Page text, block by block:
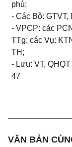
phủ;
- Các Bộ: GTVT,
-VPCP: các
TTg; các Vụ:
TH;
- Lưu: VT,
47
VĂN BẢN